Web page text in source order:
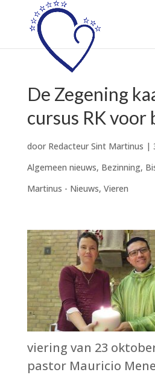
De Zegening
cursus RK voor
door Redacteur Sint Martinus |
Algemeen nieuws, Bezinning,
Martinus - Nieuws, Vieren
viering van 23
pastor Mauricio